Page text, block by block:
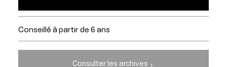
Conseillé à partir de 6 ans
Consulter les archives